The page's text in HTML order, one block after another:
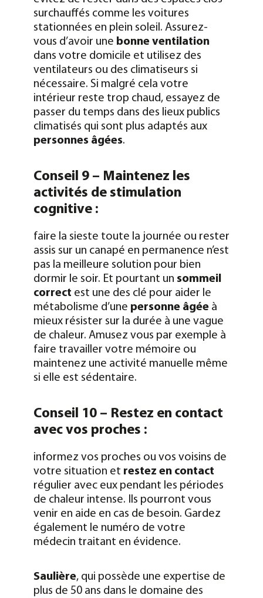
surchauffés comme les voitures
stationnées en plein soleil. Assurez-
vous d’avoir une bonne ventilation
dans votre domicile et utilisez des
ventilateurs ou des climatiseurs si
nécessaire. Si malgré cela votre
intérieur reste trop chaud, essayez de
passer du temps dans des lieux publics
climatisés qui sont plus adaptés aux
personnes âgées.
Conseil 9 – Maintenez les
activités de stimulation
cognitive :
faire la sieste toute la journée ou rester
assis sur un canapé en permanence n’est
pas la meilleure solution pour bien
dormir le soir. Et pourtant un sommeil
correct est une des clé pour aider le
métabolisme d’une personne âgéeà
mieux résister sur la durée à une vague
de chaleur. Amusez vous par exemple à
faire travailler votre mémoire ou
maintenez une activité manuelle même
si elle est sédentaire.
Conseil 10 – Restez en contact
avec vos proches :
informez vos proches ou vos voisins de
votre situation et restez en contact
régulier avec eux pendant les périodes
de chaleur intense. Ils pourront vous
venir en aide en cas de besoin. Gardez
également le numéro de votre
médecin traitant en évidence.
Saulière, qui possède une expertise de
plus de 50 ans dans le domaine des